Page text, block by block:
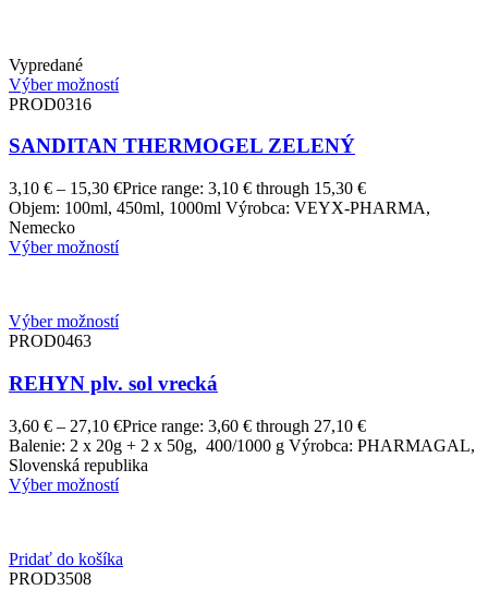
Vypredané
Výber možností
PROD0316
SANDITAN THERMOGEL ZELENÝ
3,10 € – 15,30 €Price range: 3,10 € through 15,30 €
Objem: 100ml, 450ml, 1000ml Výrobca: VEYX-PHARMA,
Nemecko
Výber možností
Výber možností
PROD0463
REHYN plv. sol vrecká
3,60 € – 27,10 €Price range: 3,60 € through 27,10 €
Balenie: 2 x 20g + 2 x 50g, 400/1000 g Výrobca: PHARMAGAL,
Slovenská republika
Výber možností
Pridať do košíka
PROD3508